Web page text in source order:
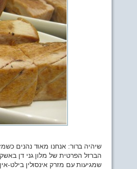
שיהיה ברור: אנחנו מאוד נהנים
הברזל הפרטית של מלון גני דן
שמגיעות עם מזרק אינסולין בילט-